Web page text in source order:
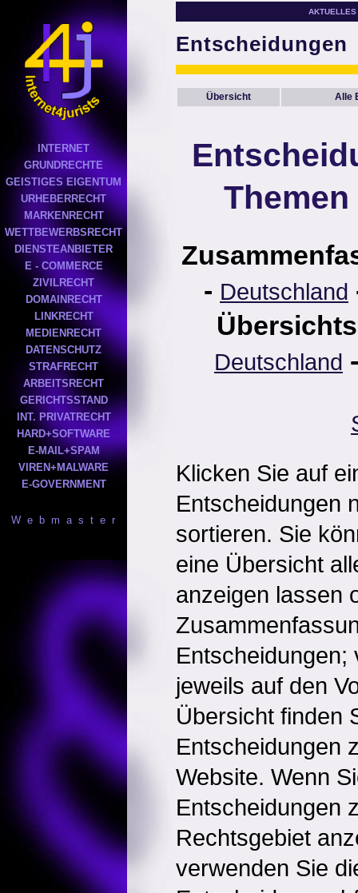
INTERNET
GRUNDRECHTE
GEISTIGES EIGENTUM
URHEBERRECHT
MARKENRECHT
WETTBEWERBSRECHT
DIENSTEANBIETER
E - COMMERCE
ZIVILRECHT
DOMAINRECHT
LINKRECHT
MEDIENRECHT
DATENSCHUTZ
STRAFRECHT
ARBEITSRECHT
GERICHTSSTAND
INT. PRIVATRECHT
HARD+SOFTWARE
E-MAIL+SPAM
VIREN+MALWARE
E-GOVERNMENT
W e b m a s t e r
AKTUELLES
Entscheidungen
Übersicht Alle
- Deutschland
Deutschland
Klicken Sie auf
Entscheidungen
sortieren. Sie
eine Übersicht
anzeigen lassen
Entscheidungen;
jeweils auf den
Übersicht finden
Entscheidungen
Website. Wenn
Entscheidungen
Rechtsgebiet
verwenden Sie